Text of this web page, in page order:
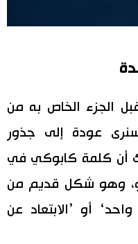
الجزء الخاص به من
سنرى عودة إلى جذور
أن كلمة كابوكي في
وهو شكل قديم من
أو ’الابتعاد عن